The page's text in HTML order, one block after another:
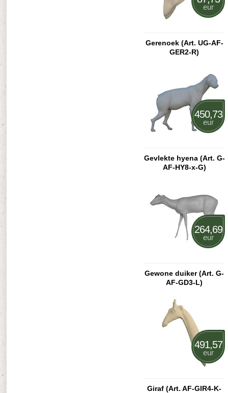
Gerenoek (Art. UG-AF-
GER2-R)
eur
Gevlekte hyena (Art. G-
AF-HY8-x-G)
450,73
eur
Gewone duiker (Art. G-
AF-GD3-L)
264,69
eur
Giraf (Art. AF-GIR4-K-
491,57
eur